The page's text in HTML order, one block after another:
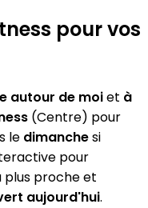
pour vos
autour de moiet à
(Centre) pour
le dimanchesi
pour
plus proche et
aujourd'hui.